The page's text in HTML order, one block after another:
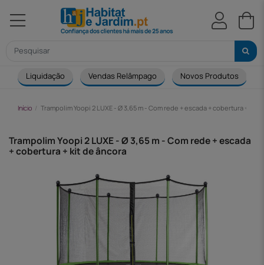
Liquidação Vendas Relâmpago Novos Produtos
Início Trampolim Yoopi 2 LUXE - Ø 3,65 m - Com rede + escada + cobertura + kit
Trampolim Yoopi 2 LUXE - Ø 3,65 m - Com rede + escada
+ cobertura + kit de âncora